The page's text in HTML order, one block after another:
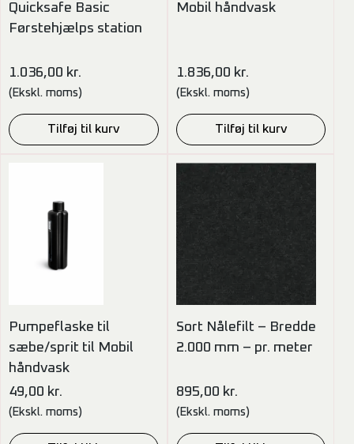
Quicksafe Basic
Førstehjælps station
1.036,00 kr.
(Ekskl. moms)
Tilføj til kurv
Mobil håndvask
1.836,00 kr.
(Ekskl. moms)
Tilføj til kurv
Pumpeflaske til
sæbe/sprit til Mobil
håndvask
49,00 kr.
(Ekskl. moms)
Sort Nålefilt – Bredde
2.000 mm – pr. meter
895,00 kr.
(Ekskl. moms)